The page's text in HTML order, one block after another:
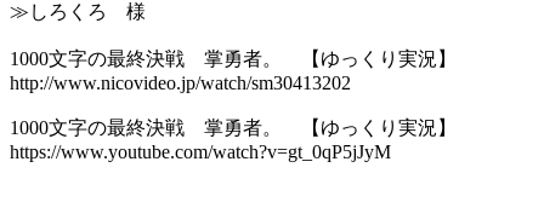
≫しろくろ 様
1000文字の最終決戦 掌勇者。 【ゆっくり実況】
http://www.nicovideo.jp/watch/sm30413202
1000文字の最終決戦 掌勇者。 【ゆっくり実況】
https://www.youtube.com/watch?v=gt_0qP5jJyM